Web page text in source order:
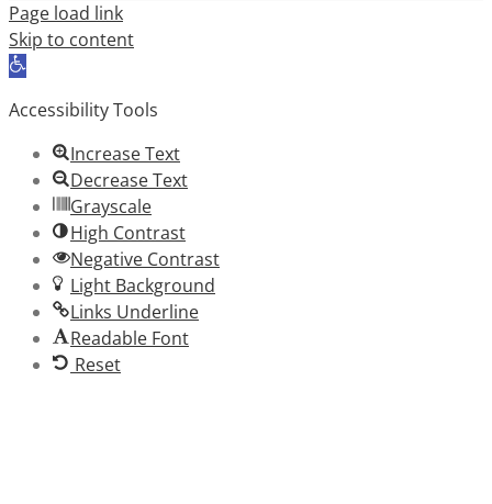
Page load link
Skip to content
Open
Accessibility Tools
Increase Text
Decrease Text
Grayscale
High Contrast
Negative Contrast
Light Background
Links Underline
Readable Font
Reset